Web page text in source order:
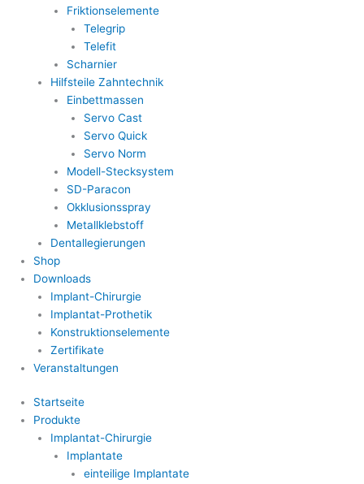
Friktionselemente
Telegrip
Telefit
Scharnier
Hilfsteile Zahntechnik
Einbettmassen
Servo Cast
Servo Quick
Servo Norm
Modell-Stecksystem
SD-Paracon
Okklusionsspray
Metallklebstoff
Dentallegierungen
Shop
Downloads
Implant-Chirurgie
Implantat-Prothetik
Konstruktionselemente
Zertifikate
Veranstaltungen
Startseite
Produkte
Implantat-Chirurgie
Implantate
einteilige Implantate